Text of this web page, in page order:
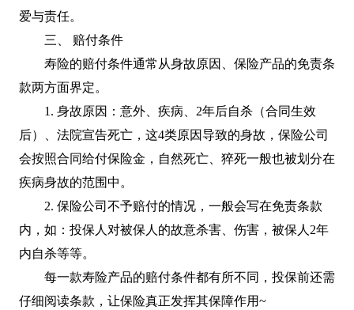
爱与责任。
三、 赔付条件
寿险的赔付条件通常从身故原因、保险产品的免责条
款两方面界定。
1. 身故原因：意外、疾病、2年后自杀（合同生效
后）、法院宣告死亡，这4类原因导致的身故，保险公司
会按照合同给付保险金，自然死亡、猝死一般也被划分在
疾病身故的范围中。
2. 保险公司不予赔付的情况，一般会写在免责条款
内，如：投保人对被保人的故意杀害、伤害，被保人2年
内自杀等等。
每一款寿险产品的赔付条件都有所不同，投保前还需
仔细阅读条款，让保险真正发挥其保障作用~